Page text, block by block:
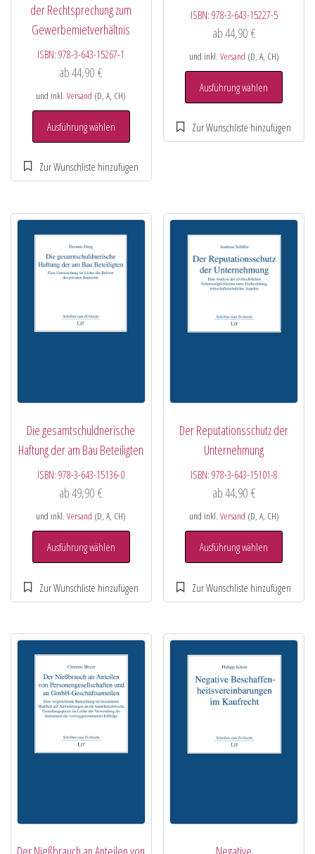
der Rechtsprechung zum
Gewerbemietverhältnis
ISBN:978-3-643-15267-1
ab44,90€
und inkl.Versand (D, A, CH)
Ausführung wählen
ISBN: 978-3-643-15227-5
ab44,90 €
und inkl. Versand (D, A, CH)
Ausführung wählen
Die gesamtschuldnerische
Haftung der am Bau Beteiligten
ISBN:978-3-643-15136-0
ab49,90€
und inkl.Versand (D, A, CH)
Ausführung wählen
Der Reputationsschutz der
Unternehmung
ISBN: 978-3-643-15101-8
ab44,90 €
und inkl. Versand (D, A, CH)
Ausführung wählen